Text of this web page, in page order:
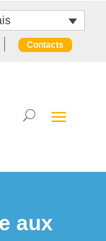
Contacts
aux